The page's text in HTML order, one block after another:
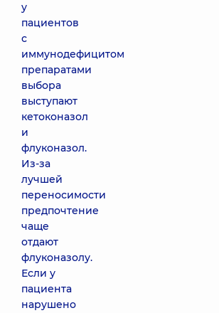
у
пациентов
с
иммунодефицитом
препаратами
выбора
выступают
кетоконазол
и
флуконазол.
Из-за
лучшей
переносимости
предпочтение
чаще
отдают
флуконазолу.
Если у
пациента
нарушено